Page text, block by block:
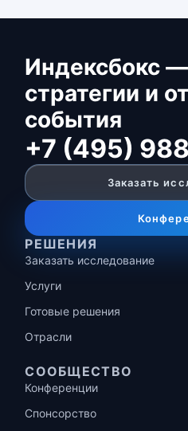
Индексбокс
стратегии и
события
+7 (495)
Заказать
РЕШЕНИЯ
Заказать исследование
Услуги
Готовые решения
Отрасли
СООБЩЕСТВО
Конференции
Спонсорство